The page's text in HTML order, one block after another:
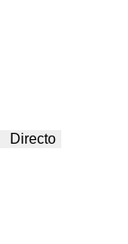
Directo